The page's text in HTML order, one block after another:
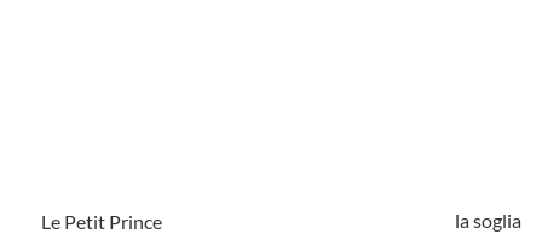
Le Petit Prince la soglia